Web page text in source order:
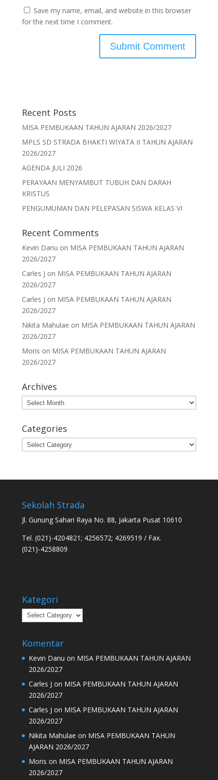
Save my name, email, and website in this browser
for the next time I comment.
Recent Posts
MISA PEMBUKAAN TAHUN AJARAN 2026/2027
MPLS SD STRADA BHAKTI WIYATA II TAHUN AJARAN
2026/2027
AGENDA JULI 2026
PERAYAAN MENYAMBUT TUBUH DAN DARAH
KRISTUS
PENGUMUMAN DAN PELEPASAN SISWA KELAS VI
Recent Comments
Kevin Danu on MISA PEMBUKAAN TAHUN AJARAN
2026/2027
Carles J on MISA PEMBUKAAN TAHUN AJARAN
2026/2027
Carles J on MISA PEMBUKAAN TAHUN AJARAN
2026/2027
Nikita Mahulae on MISA PEMBUKAAN TAHUN AJARAN
2026/2027
Moris on MISA PEMBUKAAN TAHUN AJARAN
2026/2027
Archives
Archives
Categories
Categories
Sekolah Strada
Jl. Gunung Sahari Raya No. 88, Jakarta Pusat 10610
Tel. (021)-4204821; 4256572; 4269519 / Fax.
(021)-4258809
Kategori
Kategori
Komentar
Kevin Danu on MISA PEMBUKAAN TAHUN AJARAN
2026/2027
Carles J on MISA PEMBUKAAN TAHUN AJARAN
2026/2027
Carles J on MISA PEMBUKAAN TAHUN AJARAN
2026/2027
Nikita Mahulae on MISA PEMBUKAAN TAHUN
AJARAN 2026/2027
Moris on MISA PEMBUKAAN TAHUN AJARAN
2026/2027